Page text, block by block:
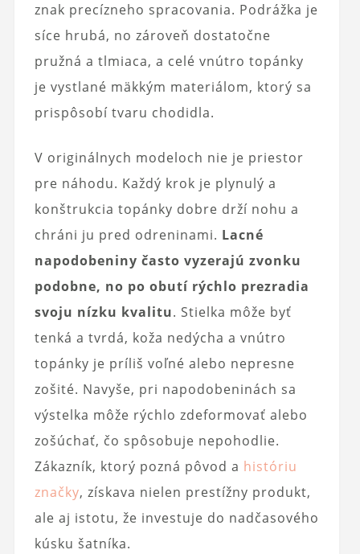
znak precízneho spracovania. Podrážka je
síce hrubá, no zároveň dostatočne
pružná a tlmiaca, a celé vnútro topánky
je vystlané mäkkým materiálom, ktorý sa
prispôsobí tvaru chodidla.
V originálnych modeloch nie je priestor
pre náhodu. Každý krok je plynulý a
konštrukcia topánky dobre drží nohu a
chráni ju pred odreninami. Lacné
napodobeniny často vyzerajú zvonku
podobne, no po obutí rýchlo prezradia
svoju nízku kvalitu. Stielka môže byť
tenká a tvrdá, koža nedýcha a vnútro
topánky je príliš voľné alebo nepresne
zošité. Navyše, pri napodobeninách sa
výstelka môže rýchlo zdeformovať alebo
zošúchať, čo spôsobuje nepohodlie.
Zákazník, ktorý pozná pôvod a históriu
značky, získava nielen prestížny produkt,
ale aj istotu, že investuje do nadčasového
kúsku šatníka.